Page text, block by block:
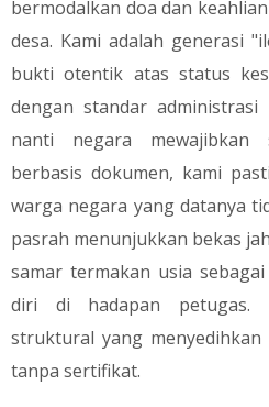
bermodalkan doa dan
desa. Kami adalah generasi
bukti otentik atas status
dengan standar
nanti negara mewajibkan
berbasis dokumen, kami
warga negara yang datanya
pasrah menunjukkan bekas
samar termakan usia
diri di hadapan petugas.
struktural yang
tanpa sertifikat.